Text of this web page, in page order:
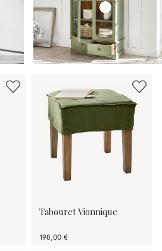
Tabouret Vionnique
198,00 €